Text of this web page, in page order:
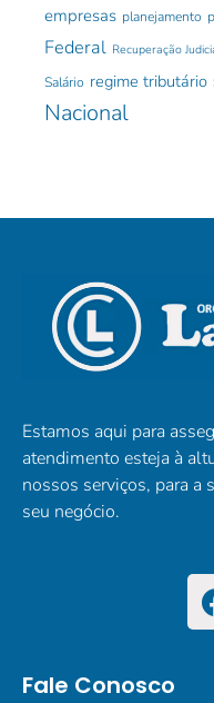
empresas planejamento
Federal Recuperação
Salário regime tributário
Nacional
Estamos aqui para
atendimento esteja à
nossos serviços, para a
seu negócio.
Fale Conosco